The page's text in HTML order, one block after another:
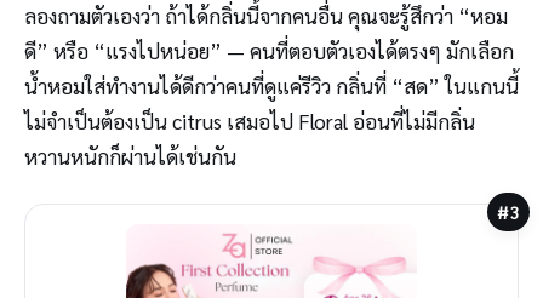
ลองถามตัวเองว่า ถ้าได้กลิ่นนี้จากคนอื่น คุณจะรู้สึกว่า “หอม
ดี” หรือ “แรงไปหน่อย” — คนที่ตอบตัวเองได้ตรงๆ มักเลือก
น้ำหอมใส่ทำงานได้ดีกว่าคนที่ดูแค่รีวิว กลิ่นที่ “สด” ในแกนนี้
ไม่จำเป็นต้องเป็น citrus เสมอไป Floral อ่อนที่ไม่มีกลิ่น
หวานหนักก็ผ่านได้เช่นกัน
#3